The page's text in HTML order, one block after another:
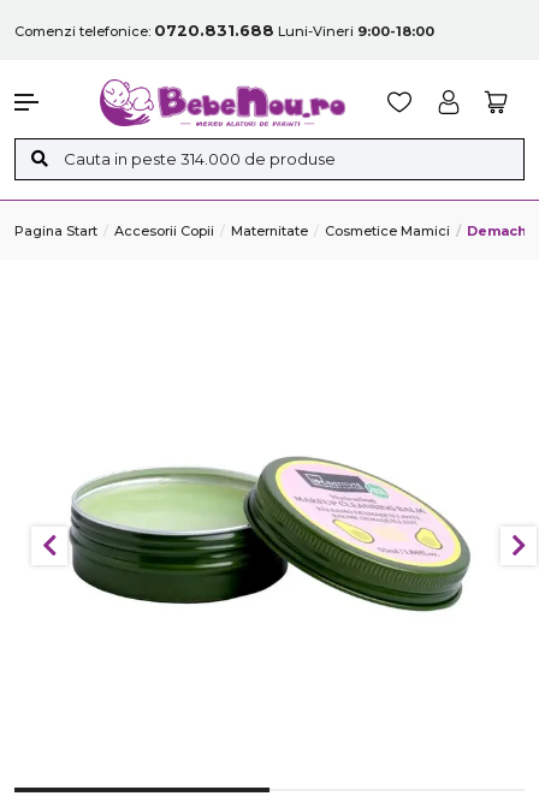
Comenzi telefonice: 0720.831.688 Luni-Vineri 9:00-18:00
Pagina Start Accesorii Copii Maternitate Cosmetice Mamici